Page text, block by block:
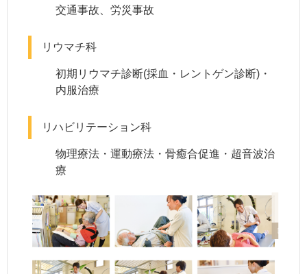
交通事故、労災事故
リウマチ科
初期リウマチ診断(採血・レントゲン診断)・
内服治療
リハビリテーション科
物理療法・運動療法・骨癒合促進・超音波治
療